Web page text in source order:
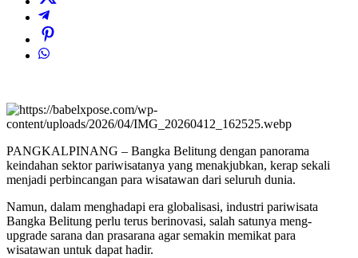
PANGKALPINANG – Bangka Belitung dengan panorama
keindahan sektor pariwisatanya yang menakjubkan, kerap sekali
menjadi perbincangan para wisatawan dari seluruh dunia.
Namun, dalam menghadapi era globalisasi, industri pariwisata
Bangka Belitung perlu terus berinovasi, salah satunya meng-
upgrade sarana dan prasarana agar semakin memikat para
wisatawan untuk dapat hadir.